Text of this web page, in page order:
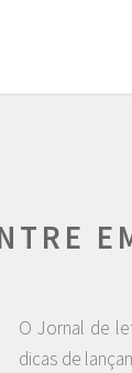
O Jornal de
dicas de